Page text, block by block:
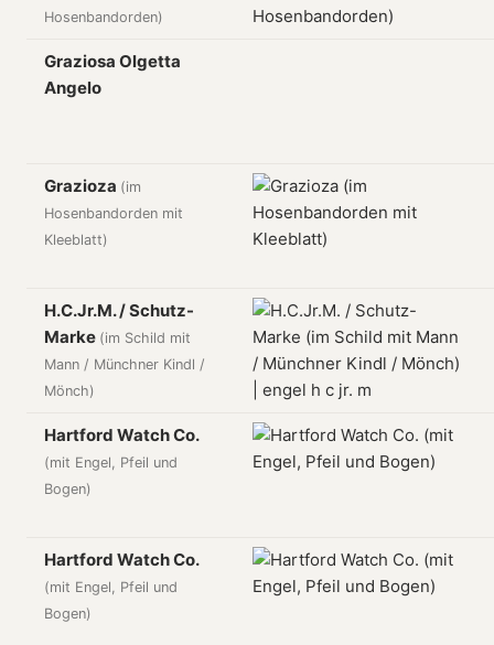
Hosenbandorden)
Graziosa Olgetta
Angelo
Grazioza (im
Hosenbandorden mit
Kleeblatt)
H.C.Jr.M. / Schutz-
Marke (im Schild mit
Mann / Münchner Kindl /
Mönch)
Hartford Watch Co.
(mit Engel, Pfeil und
Bogen)
Hartford Watch Co.
(mit Engel, Pfeil und
Bogen)